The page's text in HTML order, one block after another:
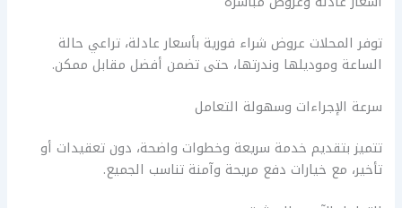
توفر المحلات عروض شراء فورية بأسعار عادلة، تراعي حالة
الساعة وموديلها وندرتها، حتى تضمن أفضل مقابل ممكن.
سرعة الإجراءات وسهولة التعامل
تتميز بتقديم خدمة سريعة وخطوات واضحة، دون تعقيدات أو
تأخير، مع خيارات دفع مريحة وآمنة تناسب الجميع.